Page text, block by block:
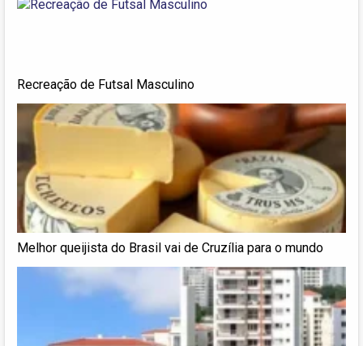
Recreação de Futsal Masculino
Melhor queijista do Brasil vai de Cruzília para o mundo